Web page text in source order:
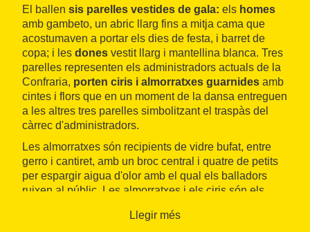
El ballen sis parelles vestides de gala: els homes
amb gambeto, un abric llarg fins a mitja cama que
acostumaven a portar els dies de festa, i barret de
copa; i les dones vestit llarg i mantellina blanca. Tres
parelles representen els administradors actuals de la
Confraria, porten ciris i almorratxes guarnides amb
cintes i flors que en un moment de la dansa entreguen
a les altres tres parelles simbolitzant el traspàs del
càrrec d'administradors.
Les almorratxes són recipients de vidre bufat, entre
gerro i cantiret, amb un broc central i quatre de petits
per espargir aigua d'olor amb el qual els balladors
ruixen al públic. Les almorratxes i els ciris són els
Llegir més